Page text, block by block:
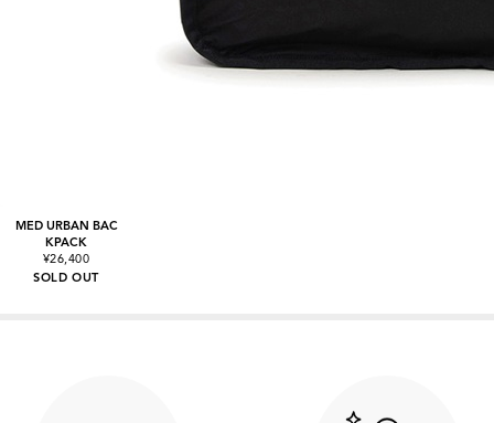
MED URBAN BAC
KPACK
¥26,400
SOLD OUT